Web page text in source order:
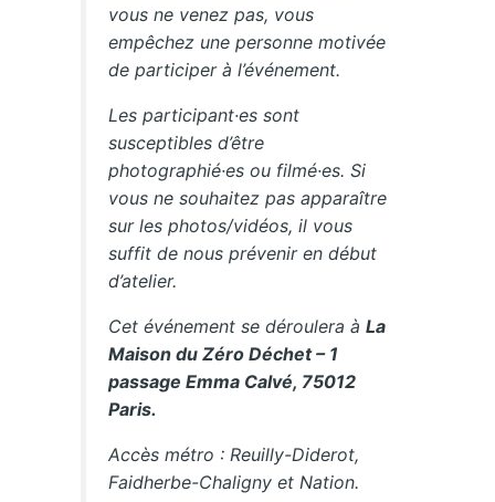
vous ne venez pas, vous
empêchez une personne motivée
de participer à l’événement.
Les participant·es sont
susceptibles d’être
photographié·es ou filmé·es. Si
vous ne souhaitez pas apparaître
sur les photos/vidéos, il vous
suffit de nous prévenir en début
d’atelier.
Cet événement se déroulera àLa
Maison du Zéro Déchet – 1
passage Emma Calvé, 75012
Paris.
Accès métro : Reuilly-Diderot,
Faidherbe-Chaligny et Nation.